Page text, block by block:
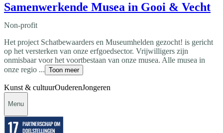
Samenwerkende Musea in Gooi & Vecht
Non-profit
Het project Schatbewaarders en Museumhelden gezocht! is gericht
op het versterken van onze erfgoedsector. Vrijwilligers zijn
onmisbaar voor het voortbestaan van onze musea. Alle musea in
onze regio ... Toon meer
Kunst & cultuurOuderenJongeren
Menu